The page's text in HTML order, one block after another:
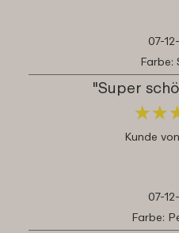
07-
Farbe:
"Super
★★
★★
Kunde
07-
Farbe: